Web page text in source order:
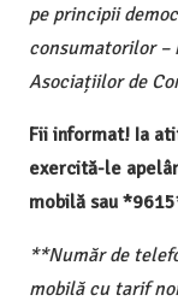
pe principii
consumatorilor –
Asociațiilor de
Fii informat! Ia
exercită-le
mobilă sau
**Număr de
mobilă cu tarif